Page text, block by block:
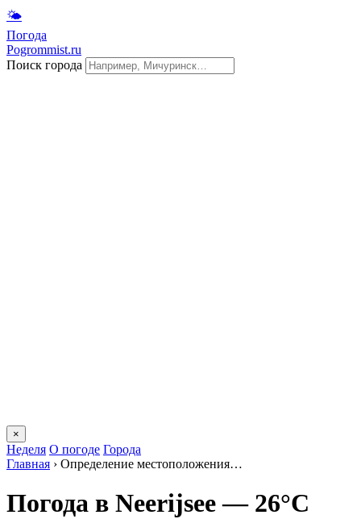
🌤
Погода
Pogrommist.ru
Поиск города
×
Неделя О погоде Города
Главная › Определение местоположения…
Погода в Neerijseе — 26°C